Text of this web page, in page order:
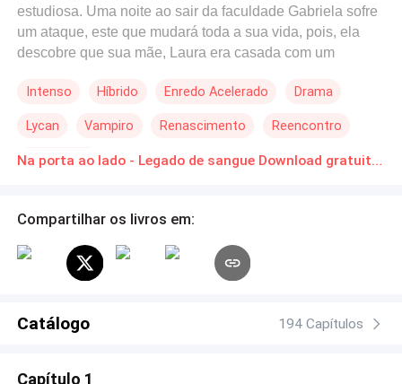
estudiosa. Uma noite ao sair da faculdade Gabriela sofre
um ataque, este que mudará toda a sua vida, pois, ela
descobre que sua mãe, Laura era casada com um
lado de sua casa, uma vampira, Helena, está ali para
legítimo, ela acaba se apaixonando pela garota, um amor
que lhe é proibido pelo simples fato de Gabriela ser uma
lobisomem apaixonado por ela e Gabriela sabe disso,
do que parece, pois ela vem de uma geração de Deuses
antigos e ser tornando o alvo de Marius, seu tio, irmão
Intenso Híbrido Enredo Acelerado Drama
Lycan Vampiro Renascimento Reencontro
Reviravolta Na porta ao lado - Legado de sangue Download gratuito de Novelas Online em PDF
Compartilhar os livros em:
Catálogo 194 Capítulos
Capítulo 1